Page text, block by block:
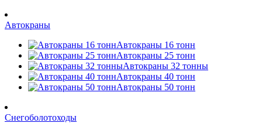
Автокраны
Автокраны 16 тонн
Автокраны 25 тонн
Автокраны 32 тонны
Автокраны 40 тонн
Автокраны 50 тонн
Снегоболотоходы